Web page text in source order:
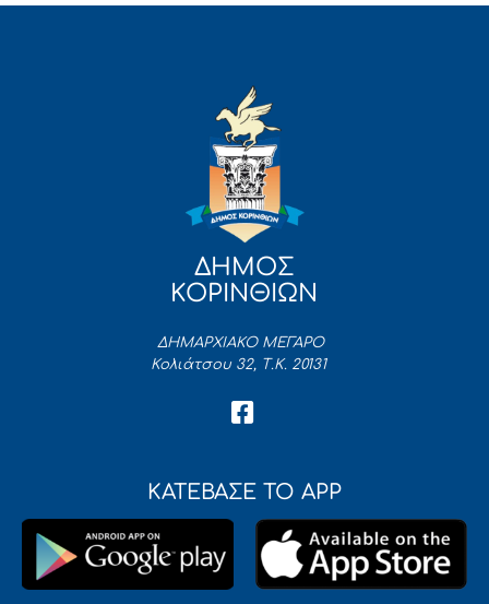
ΔΗΜΟΣ
ΚΟΡΙΝΘΙΩΝ
ΔΗΜΑΡΧΙΑΚΟ ΜΕΓΑΡΟ
Κολιάτσου 32, Τ.Κ. 20131
ΚΑΤΕΒΑΣΕ ΤΟ APP